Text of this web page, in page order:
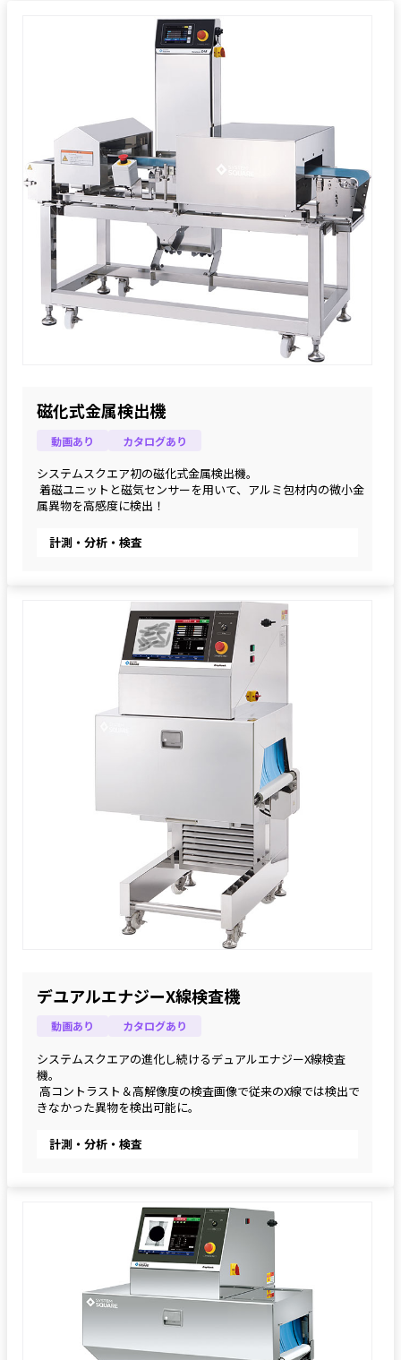
磁化式金属検出機
動画あり カタログあり
システムスクエア初の磁化式金属検出機。
着磁ユニットと磁気センサーを用いて、アルミ包材内の微小金
属異物を高感度に検出！
計測・分析・検査
デユアルエナジーX線検査機
動画あり カタログあり
システムスクエアの進化し続けるデュアルエナジーX線検査
機。
高コントラスト＆高解像度の検査画像で従来のX線では検出で
きなかった異物を検出可能に。
計測・分析・検査